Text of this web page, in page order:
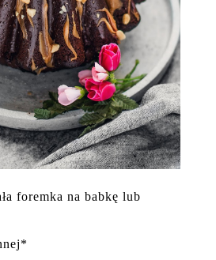
foremka na babkę lub